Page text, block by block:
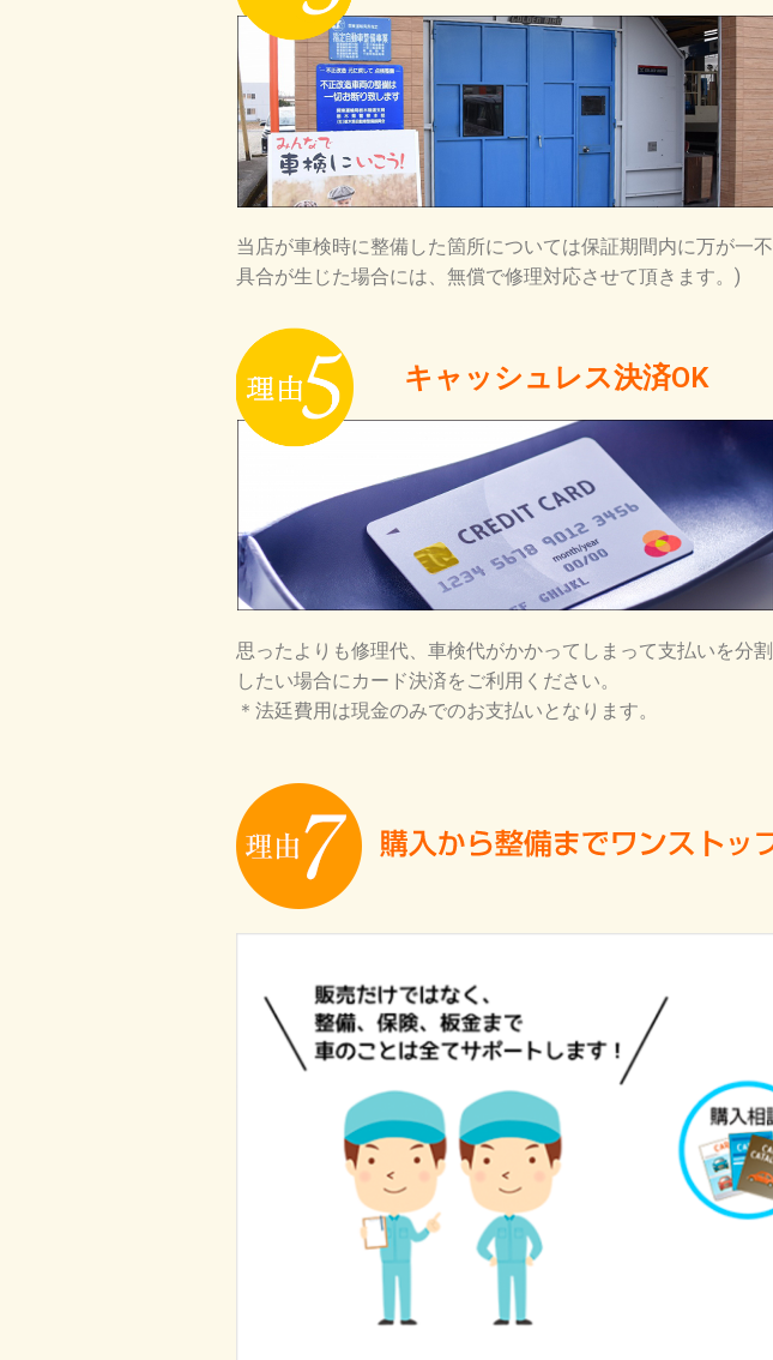
当店が車検時に整備した箇所については保証期間内に万が一不
具合が生じた場合には、無償で修理対応させて頂きます。)
キャッシュレス決済OK
思ったよりも修理代、車検代がかかってしまって支払いを分割
したい場合にカード決済をご利用ください。
＊法廷費用は現金のみでのお支払いとなります。